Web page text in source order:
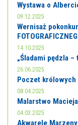
Wystawa o
09.12.2025
Wernisaż
14.10.2025
„Śladami pędzla
26.06.2025
Poczet królowych
08.04.2025
Malarstwo
04.03.2025
Akwarele